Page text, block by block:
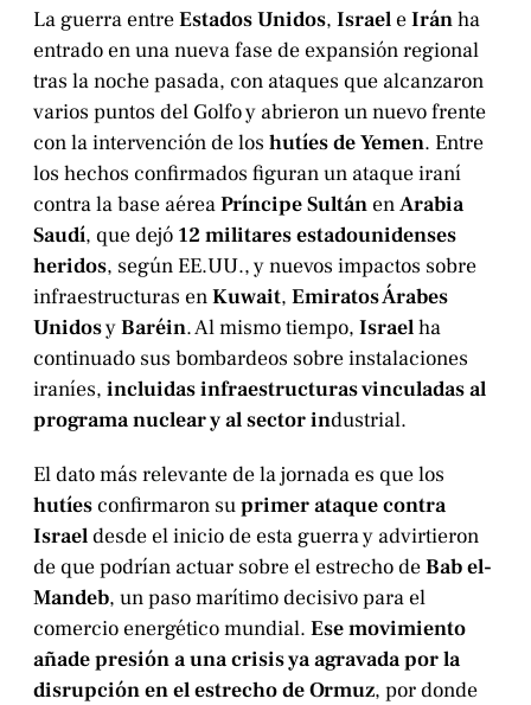
La guerra entreEstados Unidos, Israel eIránha
entrado en una nueva fase de expansión regional
tras la noche pasada, con ataques que alcanzaron
varios puntos del Golfo y abrieron un nuevo frente
con la intervención de los hutíes de Yemen. Entre
los hechos confirmados figuran un ataque iraní
contra la base aéreaPríncipe Sultán enArabia
Saudí, que dejó 12 militares estadounidenses
heridos, según EE.UU., y nuevos impactos sobre
infraestructuras enKuwait, Emiratos Árabes
UnidosyBaréin. Al mismo tiempo, Israelha
continuado sus bombardeos sobre instalaciones
iraníes, incluidas infraestructuras vinculadas al
programa nuclear y al sector industrial.
El dato más relevante de la jornada es que los
hutíes confirmaron suprimer ataque contra
Israeldesde el inicio de esta guerra y advirtieron
de que podrían actuar sobre el estrecho deBab el-
Mandeb, un paso marítimo decisivo para el
comercio energético mundial. Ese movimiento
añade presión a una crisis ya agravada por la
disrupción en el estrecho de Ormuz, por donde